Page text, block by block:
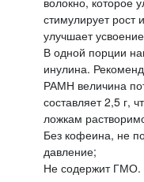
стимулирует рост
улучшает
В одной порции
инулина.
РАМН величина
составляет 2,5 г,
ложкам
Без кофеина, не
давление;
Не содержит ГМО.